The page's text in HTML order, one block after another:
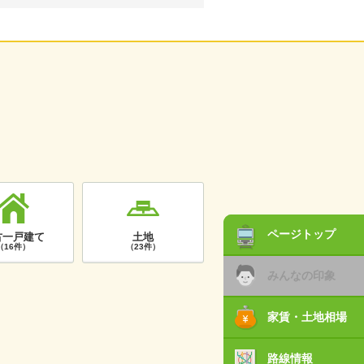
ページトップ
みんなの印象
家賃・土地相場
路線情報
一戸建て
16件）
土地
（23件）